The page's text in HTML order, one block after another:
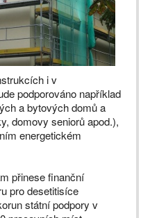
i v
podporováno například
a bytových domů a
domovy seniorů apod.),
energetickém
přinese finanční
pro desetitisíce
státní podpory v